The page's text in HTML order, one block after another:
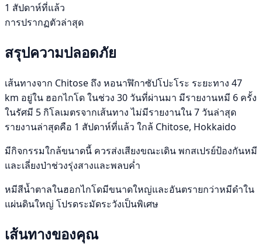
1 สัปดาห์ที่แล้ว
การปรากฏตัวล่าสุด
สรุปความปลอดภัย
เส้นทางจาก Chitose ถึง หอนาฬิกาซัปโปะโระ ระยะทาง 47
km อยู่ใน ฮอกไกโด ในช่วง 30 วันที่ผ่านมา มีรายงานหมี 6 ครั้ง
ในรัศมี 5 กิโลเมตรจากเส้นทาง ไม่มีรายงานใน 7 วันล่าสุด
รายงานล่าสุดคือ 1 สัปดาห์ที่แล้ว ใกล้ Chitose, Hokkaido
มีกิจกรรมใกล้ขนาดนี้ ควรส่งเสียงขณะเดิน พกสเปรย์ป้องกันหมี
และเลี่ยงป่าช่วงรุ่งสางและพลบค่ำ
หมีสีน้ำตาลในฮอกไกโดมีขนาดใหญ่และอันตรายกว่าหมีดำใน
แผ่นดินใหญ่ โปรดระมัดระวังเป็นพิเศษ
เส้นทางของคุณ